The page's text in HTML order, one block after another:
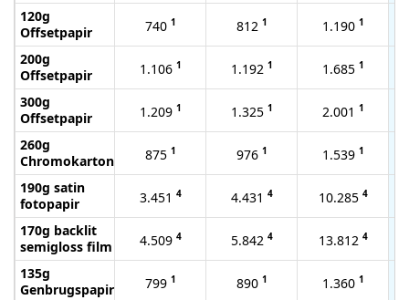
120g
Offsetpapir
740 1 812 1 1.190 1
200g
Offsetpapir
1.106 1 1.192 1 1.685 1
300g
Offsetpapir
1.209 1 1.325 1 2.001 1
260g
Chromokarton
875 1 976 1 1.539 1
190g satin
fotopapir
3.451 4 4.431 4 10.285 4
170g backlit
semigloss film
4.509 4 5.842 4 13.812 4
135g
Genbrugspapir
799 1 890 1 1.360 1